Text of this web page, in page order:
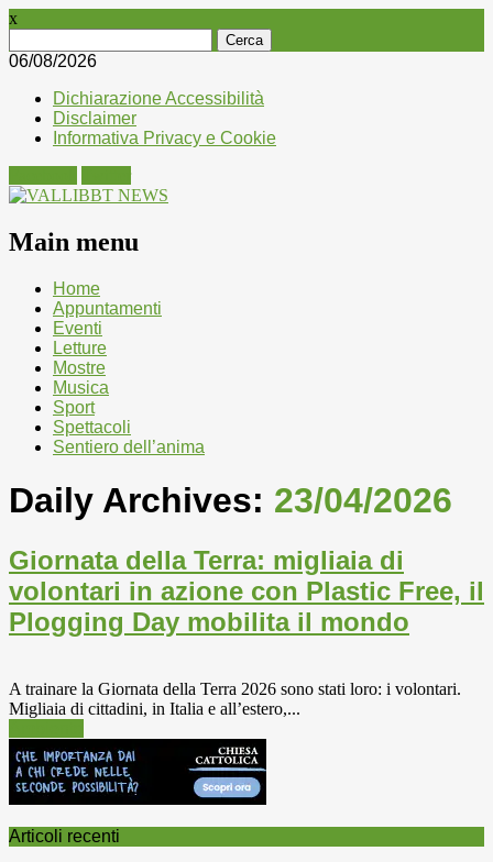
x
per:
06/08/2026
Dichiarazione Accessibilità
Disclaimer
Informativa Privacy e Cookie
Main menu
Skip
content
Home
Appuntamenti
Eventi
Letture
Mostre
Musica
Sport
Spettacoli
Sentiero dell’anima
Daily Archives: 23/04/2026
Giornata della Terra: migliaia di
volontari in azione con Plastic Free, il
Plogging Day mobilita il mondo
A trainare la Giornata della Terra 2026 sono stati loro: i volontari.
Migliaia di cittadini, in Italia e all’estero,...
Articoli recenti